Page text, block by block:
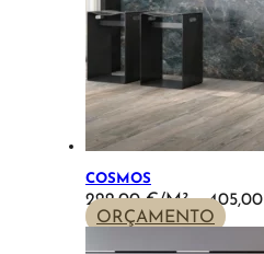
COSMOS
222,00€ – 405,00
ORÇAMENTO